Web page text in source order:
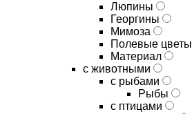
Люпины
Георгины
Мимоза
Полевые цветы
Материал
с животными
с рыбами
Рыбы
с птицами